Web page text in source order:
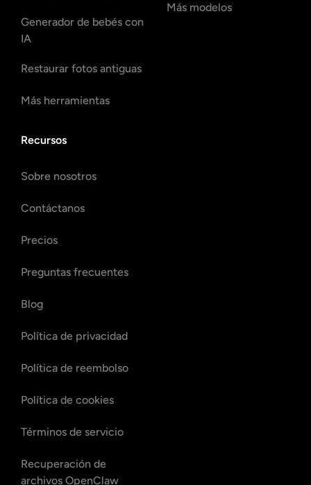
Generador de bebés con
IA
Restaurar fotos antiguas
Más herramientas
Más modelos
Recursos
Sobre nosotros
Contáctanos
Precios
Preguntas frecuentes
Blog
Política de privacidad
Política de reembolso
Política de cookies
Términos de servicio
Recuperación de
archivos OpenClaw